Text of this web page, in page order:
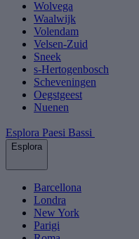
Wolvega
Waalwijk
Volendam
Velsen-Zuid
Sneek
s-Hertogenbosch
Scheveningen
Oegstgeest
Nuenen
Esplora Paesi Bassi
Esplora
Barcellona
Londra
New York
Parigi